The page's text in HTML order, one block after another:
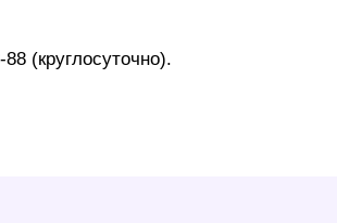
88 (круглосуточно).